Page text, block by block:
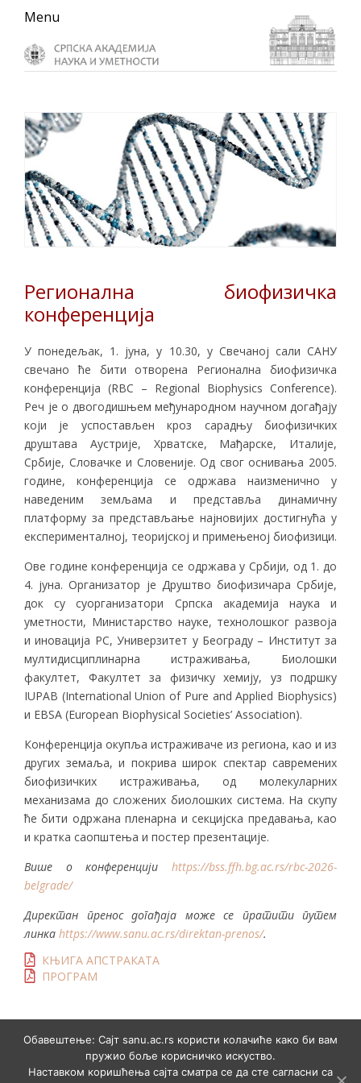
Skip
primary
navigation
Skip
main
content
Skip
primary
sidebar
Menu
Регионална биофизичка
конференција
У понедељак, 1. јуна, у 10.30, у Свечаној сали САНУ
свечано ће бити отворена Регионална биофизичка
конференција (RBC – Regional Biophysics Conference).
Реч је о двогодишњем међународном научном догађају
који је успостављен кроз сарадњу биофизичких
друштава Аустрије, Хрватске, Мађарске, Италије,
Србије, Словачке и Словеније. Од свог оснивања 2005.
године, конференција се одржава наизменично у
наведеним земљама и представља динамичну
платформу за представљање најновијих достигнућа у
експерименталној, теоријској и примењеној биофизици.
Ове године конференција се одржава у Србији, од 1. до
4. јуна. Организатор је Друштво биофизичара Србије,
док су суорганизатори Српска академија наука и
уметности, Министарство науке, технолошког развоја
и иновација РС, Универзитет у Београду – Институт за
мултидисциплинарна истраживања, Биолошки
факултет, Факултет за физичку хемију, уз подршку
IUPAB (International Union of Pure and Applied Biophysics)
и EBSA (European Biophysical Societies’ Association).
Конференција окупља истраживаче из региона, као и из
других земаља, и покрива широк спектар савремених
биофизичких истраживања, од молекуларних
механизама до сложених биолошких система. На скупу
ће бити одржана пленарна и секцијска предавања, као
и кратка саопштења и постер презентације.
Више о конференцији https://bss.ffh.bg.ac.rs/rbc-2026-
belgrade/
Директан пренос догађаја може се пратити путем
линка https://www.sanu.ac.rs/direktan-prenos/.
КЊИГА АПСТРАКАТА
ПРОГРАМ
Обавештење: Сајт sanu.ac.rs користи колачиће како би вам
пружио боље корисничко искуство.
Наставком коришћења сајта сматра се да сте сагласни са